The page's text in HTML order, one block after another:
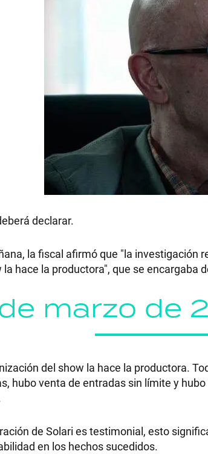
declarar.
la fiscal afirmó que "la investigación
la hace la productora", que se encargaba
marzo de
del show la hace la productora.
hubo venta de entradas sin límite y
de Solari es testimonial, esto
en los hechos sucedidos.